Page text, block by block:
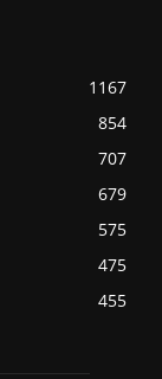
1167
854
707
679
575
475
455